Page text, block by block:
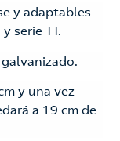
y adaptables
serie TT.
y una vez
a 19 cm de